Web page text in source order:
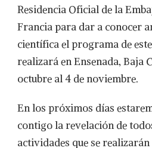
Residencia Oficial de la
Francia para dar a conocer
científica el programa de
realizará en Ensenada, Baja
octubre al 4 de noviembre.
En los próximos días
contigo la revelación de
actividades que se